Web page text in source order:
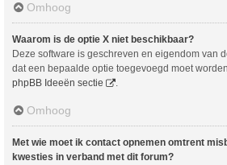
Omhoog
Waarom is de optie X niet beschikbaar?
Deze software is geschreven en eigendom van
dat een bepaalde optie toegevoegd moet
phpBB Ideeën sectie
.
Omhoog
Met wie moet ik contact opnemen omtrent
kwesties in verband met dit forum?